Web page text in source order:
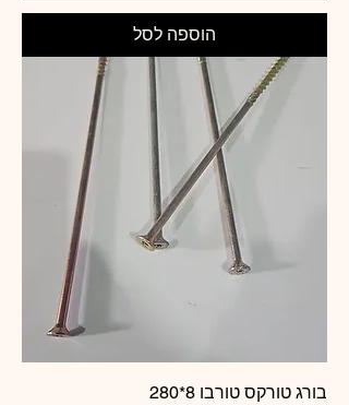
הוספה לסל
בורג טורקס טורבו 8*280